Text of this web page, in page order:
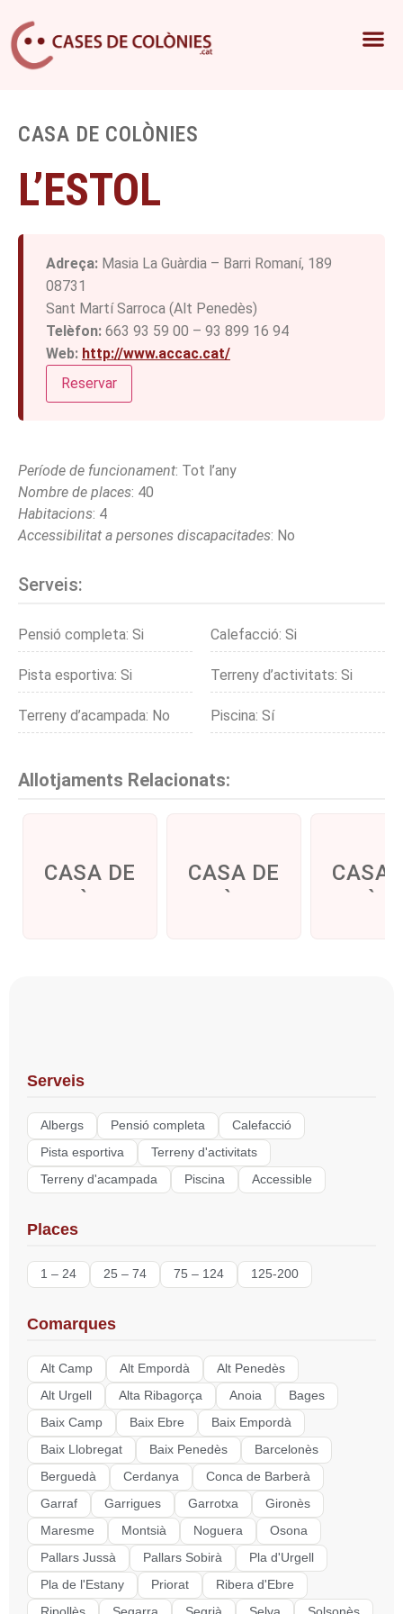
CASA DE COLÒNIES
L’ESTOL
Adreça: Masia La Guàrdia – Barri Romaní, 189
08731
Sant Martí Sarroca (Alt Penedès)
Telèfon: 663 93 59 00 – 93 899 16 94
Web: http://www.accac.cat/
Reservar
Període de funcionament: Tot l’any
Nombre de places: 40
Habitacions: 4
Accessibilitat a persones discapacitades: No
Serveis:
Pensió completa: Si Calefacció: Si
Pista esportiva: Si Terreny d’activitats: Si
Terreny d’acampada: No Piscina: Sí
Allotjaments Relacionats:
CASA DE
CASA DE
CASA
Serveis
Albergs Pensió completa
Calefacció
Pista esportiva
Terreny d'activitats
Terreny d'acampada
Piscina Accessible
Places
1 – 24 25 – 74 75 – 124 125-200
Comarques
Alt Camp Alt Empordà
Alt Penedès
Alt Urgell
Alta Ribagorça Anoia
Bages
Baix Camp
Baix Ebre
Baix Empordà
Baix Llobregat
Baix Penedès
Barcelonès
Berguedà
Cerdanya
Conca de Barberà
Garraf
Garrigues Garrotxa
Gironès
Maresme
Montsià Noguera
Osona
Pallars Jussà
Pallars Sobirà
Pla d'Urgell
Pla de l'Estany
Priorat
Ribera d'Ebre